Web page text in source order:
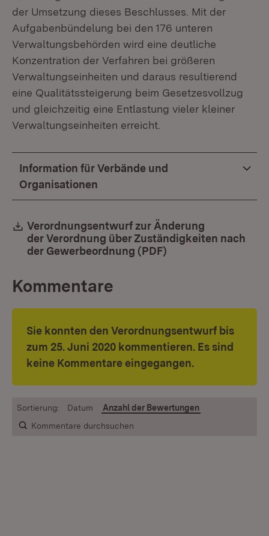
der Umsetzung dieses Beschlusses. Mit der
Aufgabenbündelung bei den 176 unteren
Verwaltungsbehörden wird eine deutliche
Konzentration der Verfahren bei größeren
Verwaltungseinheiten und daraus resultierend
eine Qualitätssteigerung beim Gesetzesvollzug
und gleichzeitig eine Entlastung vieler kleiner
Verwaltungseinheiten erreicht.
Information für Verbände und
Organisationen
Download:
Verordnungsentwurf zur Änderung
der Verordnung über Zuständigkeiten nach
der Gewerbeordnung (PDF)
Kommentare
Sie konnten den Verordnungsentwurf bis
zum 25. Juni 2020 kommentieren. Es sind
keine Kommentare eingegangen.
Kommentare durchsuchen
Sortierung: Datum Anzahl der Bewertungen